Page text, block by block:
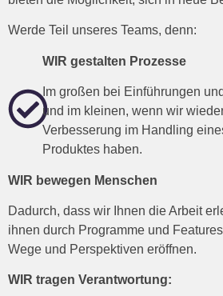
Werde Teil unseres Teams, denn:
WIR gestalten Prozesse
Im großen bei Einführungen
und im kleinen, wenn wir
Verbesserung im Handling
Produktes haben.
WIR bewegen Menschen
Dadurch, dass wir Ihnen die Arbeit
ihnen durch Programme und
Wege und Perspektiven eröffnen.
WIR tragen Verantwortung: